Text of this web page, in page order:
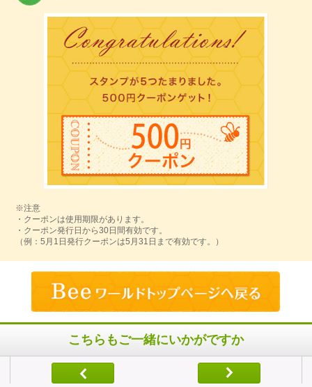
※注意
・クーポンは使用期限があります。
・クーポン発行日から30日間有効です。
（例：5月1日発行クーポンは5月31日まで有効です。）
こちらもご一緒にいかがですか